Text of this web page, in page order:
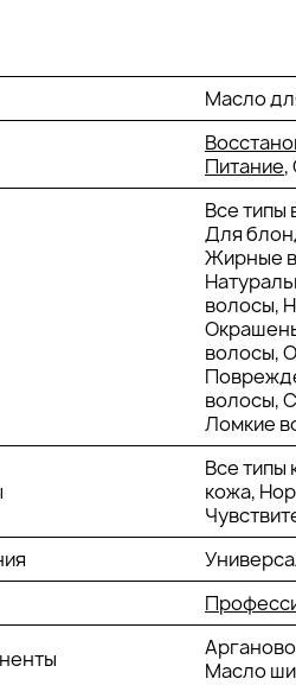
Масло
Питание,
Все типы
Для
Жирные
волосы,
волосы,
волосы,
Ломкие
Все типы
кожа,
Масло ши